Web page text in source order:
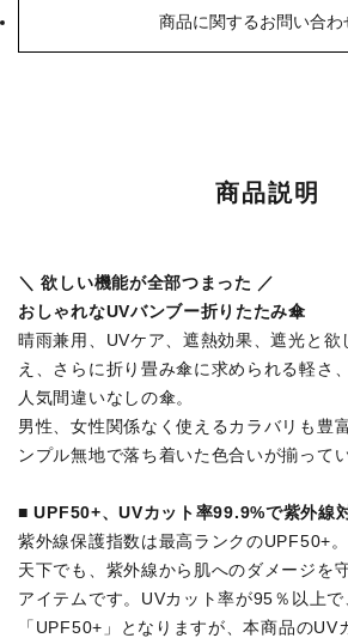
楽天市場オンラインス
商品に関するお問い合わ
商品説明
＼ 欲しい機能が全部つまった ／
おしゃれなUVバンブー折りたたみ傘
晴雨兼用、UVケア、遮熱効果、遮光と欲
え、さらに折り畳み傘に求められる軽さ
人気間違いなしの傘。
男性、女性関係なく使えるカラバリも豊
ンプル無地で落ち着いた色合いが揃ってい
■ UPF50+、UVカット率99.9%で紫外線
紫外線保護指数は最高ランクのUPF50+
天下でも、紫外線から肌へのダメージを
アイテムです。UVカット率が95％以上
「UPF50+」となりますが、本商品のUV